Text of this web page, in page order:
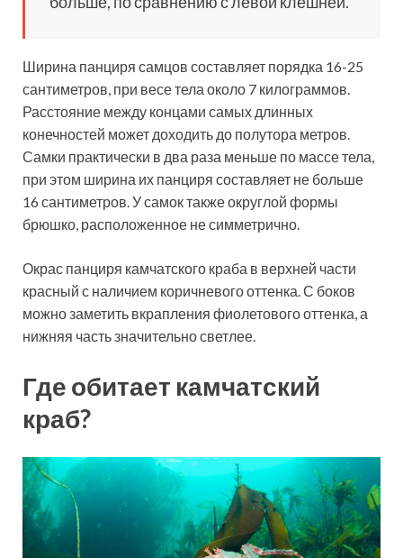
Ширина панциря самцов составляет порядка 16-25
сантиметров, при весе тела около 7 килограммов.
Расстояние между концами самых длинных
конечностей может доходить до полутора метров.
Самки практически в два раза меньше по массе тела,
при этом ширина их панциря составляет не больше
16 сантиметров. У самок также округлой формы
брюшко, расположенное не симметрично.
Окрас панциря камчатского краба в верхней части
красный с наличием коричневого оттенка. С боков
можно заметить вкрапления фиолетового оттенка, а
нижняя часть значительно светлее.
Где обитает камчатский
краб?